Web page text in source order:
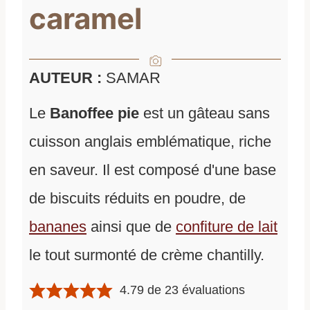
caramel
AUTEUR : SAMAR
Le Banoffee pie est un gâteau sans
cuisson anglais emblématique, riche
en saveur. Il est composé d'une base
de biscuits réduits en poudre, de
bananes ainsi que de confiture de lait
le tout surmonté de crème chantilly.
4.79 de 23 évaluations